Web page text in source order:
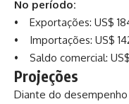
No período:
• Exportações: US$
• Importações: US$
• Saldo comercial:
Projeções
Diante do